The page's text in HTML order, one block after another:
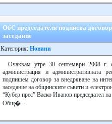
ОбС председателя подписва
заседание
Категория: Новини
Очаквам утре 30 септември 2008 г.
администрация и административната
подпишем договор за внедряване на
заседание на общинските съвети и
“Кубер прес” Васко Иванов председател
Общ�...